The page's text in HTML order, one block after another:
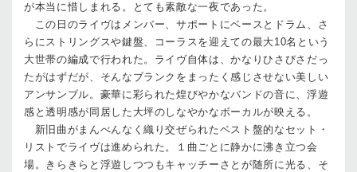
が本当に惜しまれる。とても素敵な一夜であった。
この日のライヴはメンバー、サポートにベースとドラム、さ
らにストリングスや鍵盤、コーラスを迎えての最大10名という
大世帯の編成で行われた。ライヴ自体は、かなりひさびさだっ
たがはずだが、そんなブランクをまったく感じさせない美しい
アンサンブル。豪華に彩られた煌びやかなバンドの音に、浮遊
感と透明感が同居した大坪のしなやかなボーカルが映える。
新旧曲がまんべんなく織り交ぜられたベスト盤的なセット・
リストでライヴは進められた。１曲ごとに静かに沸き立つ会
場。きらきらと浮遊しつつもキャッチーさとが随所に光る、そ